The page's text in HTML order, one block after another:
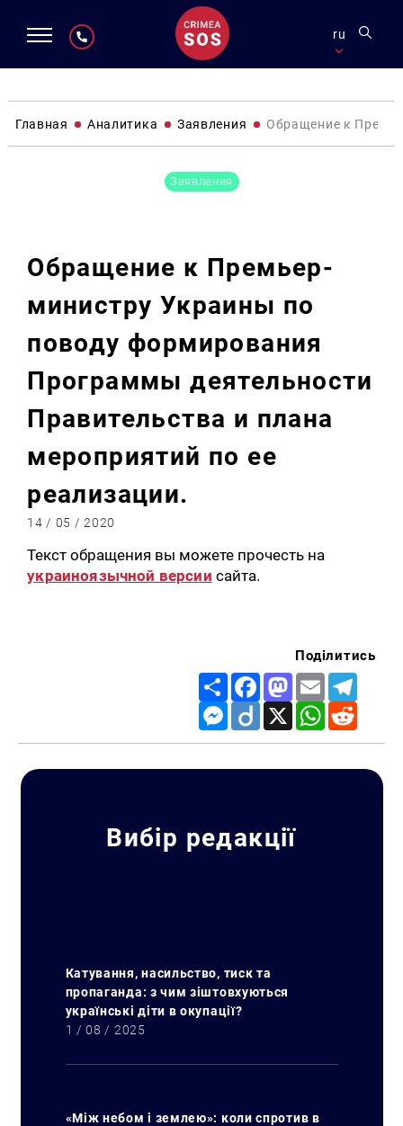
ru
Главная Аналитика Заявления Обращение к
Заявления
Обращение к Премьер-
министру Украины по
поводу формирования
Программы деятельности
Правительства и плана
мероприятий по ее
реализации.
14 / 05 / 2020
Текст обращения вы можете прочесть на
украиноязычной версии сайта.
Поділитись
Share FacebookMastodon
Email
Messenger
Diigo X WhatsApp
Вибір редакції
Катування, насильство, тиск та
пропаганда: з чим зіштовхуються
українські діти в окупації?
1 / 08 / 2025
«Між небом і землею»: коли спротив в